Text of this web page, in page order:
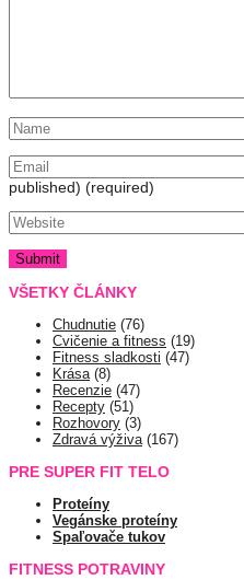
published) (required)
VŠETKY ČLÁNKY
Chudnutie (76)
Cvičenie a fitness (19)
Fitness sladkosti (47)
Krása(8)
Recenzie (47)
Recepty (51)
Rozhovory (3)
Zdravá výživa(167)
PRE SUPER FIT TELO
Proteíny
Vegánske proteíny
Spaľovače tukov
FITNESS POTRAVINY